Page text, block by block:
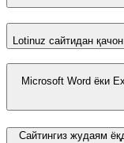
Lotinuz сайтидан
Microsoft Word ёки
Сайтингиз жудаям